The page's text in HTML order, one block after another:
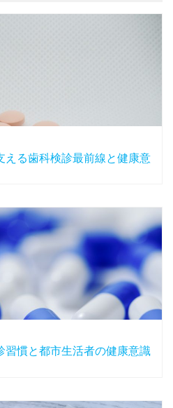
える歯科検診最前線と健康意
習慣と都市生活者の健康意識